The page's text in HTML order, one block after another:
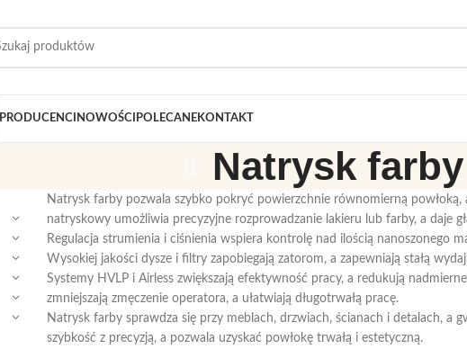
PRODUCENCI NOWOŚCI POLECANEKONTAKT
Natrysk farby
Natrysk farby pozwala szybko pokryć powierzchnie równomierną
natryskowy umożliwia precyzyjne rozprowadzanie lakieru lub farby, a daje
Regulacja strumienia i ciśnienia wspiera kontrolę nad ilością nanoszonego
Wysokiej jakości dysze i filtry zapobiegają zatorom, a zapewniają stałą
Systemy HVLP i Airless zwiększają efektywność pracy, a redukują
zmniejszają zmęczenie operatora, a ułatwiają długotrwałą pracę.
Natrysk farby sprawdza się przy meblach, drzwiach, ścianach i detalach, a
szybkość z precyzją, a pozwala uzyskać powłokę trwałą i estetyczną.